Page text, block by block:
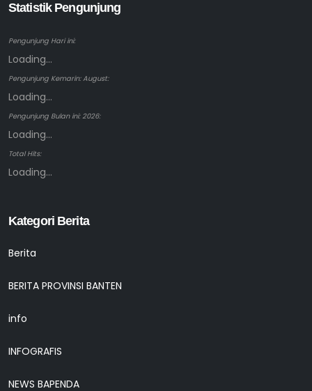
Statistik Pengunjung
Pengunjung Hari ini:
Loading...
Pengunjung Kemarin: August:
Loading...
Pengunjung Bulan ini: 2026:
Loading...
Total Hits:
Loading...
Kategori Berita
Berita
BERITA PROVINSI BANTEN
info
INFOGRAFIS
NEWS BAPENDA